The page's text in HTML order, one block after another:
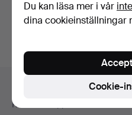
2 321 USD
Sidfotsnavigation
Kontakta support
Du kan läsa mer i vår
dina cookieinställningar
Cookie-